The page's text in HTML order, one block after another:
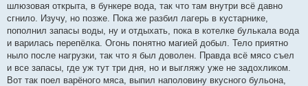
шлюзовая открыта, в бункере вода, так что там внутри всё давно
сгнило. Изучу, но позже. Пока же разбил лагерь в кустарнике,
пополнил запасы воды, ну и отдыхать, пока в котелке булькала вода
и варилась перепёлка. Огонь понятно магией добыл. Тело приятно
ныло после нагрузки, так что я был доволен. Правда всё мясо съел
и все запасы, где уж тут три дня, но и выгляжу уже не задохликом.
Вот так поел варёного мяса, выпил наполовину вкусного бульона,